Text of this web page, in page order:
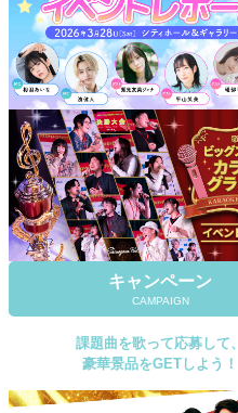
家族や友達と一緒に！練習にも！
キャンペーン
CAMPAIGN
課題曲を歌って応募して、
豪華景品をGETしよう！